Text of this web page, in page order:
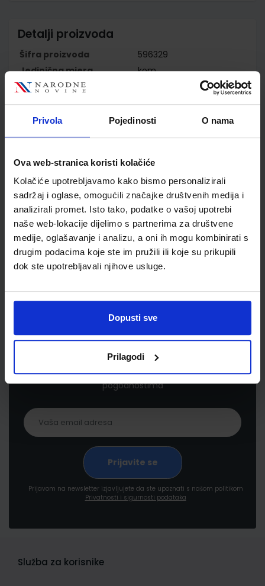
Privola Pojedinosti O nama
Ova web-stranica koristi kolačiće
Kolačiće upotrebljavamo kako bismo personalizirali
sadržaj i oglase, omogućili značajke društvenih medija i
analizirali promet. Isto tako, podatke o vašoj upotrebi
naše web-lokacije dijelimo s partnerima za društvene
medije, oglašavanje i analizu, a oni ih mogu kombinirati s
drugim podacima koje ste im pružili ili koje su prikupili
dok ste upotrebljavali njihove usluge.
Dopusti sve
Prilagodi
Detalji proizvoda
Šifra proizvoda
596329
Jedinična mjera
kom
Nakladnik
ŠKOLSKA KNJIGA d.d.
Autor
Katarina Miličević
Školski razred
20 2.RAZRED SŠ
Vrsta školske knjige
Nastavni predmet
STRUKOVNE ŠKOLE
Reg br min
8228
Newsletter prijava
Prijavite se kako bi primali informacije o novim
proizvodima i uslugama, akcijama i drugim
pogodnostima
Prijavom na newsletter izjavljujete da ste upoznati s našom politikom
Privatnosti i sigurnosti podataka
Služba za korisnike